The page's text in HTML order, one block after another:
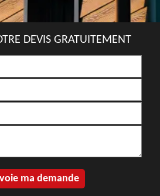
DEVIS GRATUITEMENT